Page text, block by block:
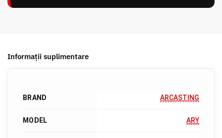
Informații suplimentare
BRAND ARCASTING
MODEL ARY